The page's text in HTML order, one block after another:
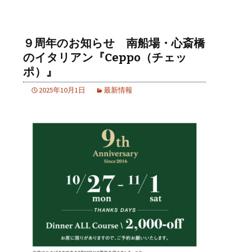
９周年のお知らせ 南船場・心斎橋
のイタリアン『Ceppo（チェッ
ポ）』
2025年10月1日 最新情報